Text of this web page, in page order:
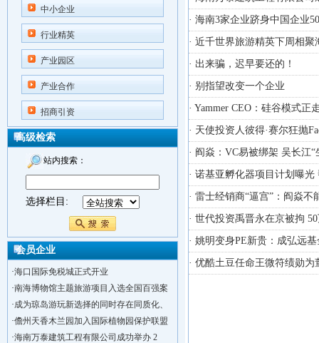
中小企业
行业精英
产业园区
产业合作
招商引资
高级检索
站内搜索：
选择栏目:
会员企业
·海口国际免税城正式开业
·南海博物馆主题旅游项目入选全国百强案
·成为琼岛游玩新选择的同时存在同质化、
·儋州天香木兰园加入国际植物园保护联盟
·海南万泰建筑工程有限公司成功举办 2
· 海南3家企业跻身中国企业
· 近千世界旅游精英下周相聚
· 出来骗，迟早要还的！
· 别指望改变一个企业
· Yammer CEO：硅谷模式正
· 天使投资人彼得·赛尔狂抛
· 阎焱：VC易被绑架 吴长江
· 诺基亚孵化器项目计划曝
· 雷士经销商“逼宫”：阎焱
· 世代投资禹晋永在京被拘
· 姚明变身PE新贵：成弘远
· 优酷土豆任命王微符绩勋为